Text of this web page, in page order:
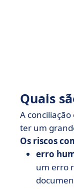
Quais
A
ter um
Os riscos
erro
um erro